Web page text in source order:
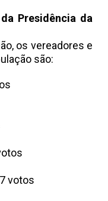
Presidência da
os vereadores e
são:
votos